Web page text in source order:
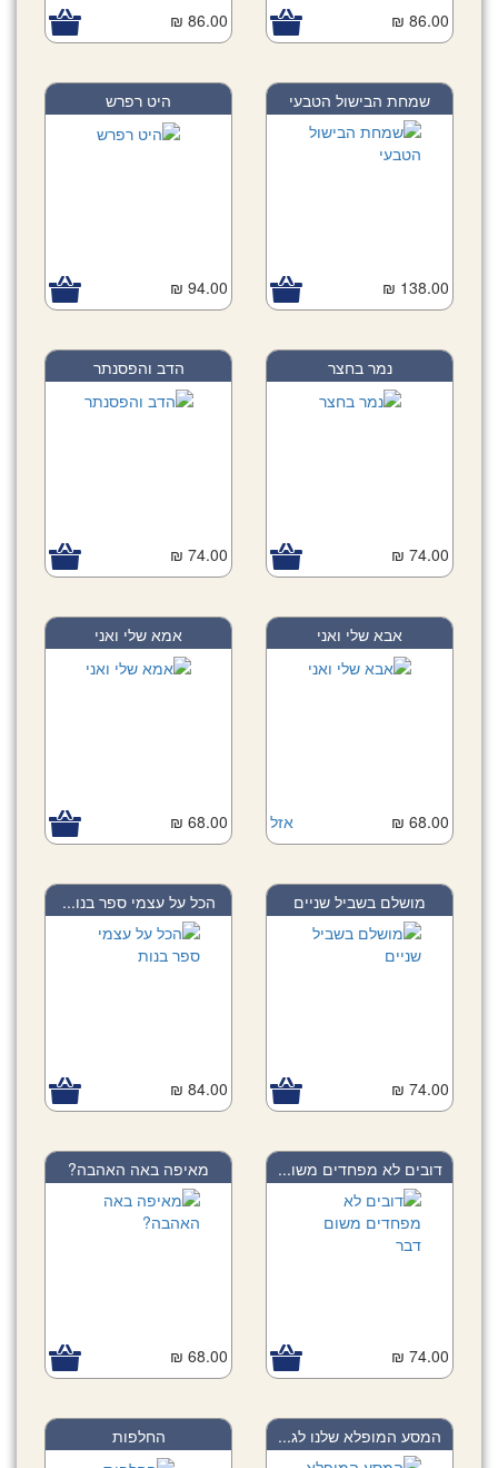
86.00 ₪
86.00 ₪
שמחת הבישול הטבעי
138.00 ₪
היט רפרש
94.00 ₪
נמר בחצר
74.00 ₪
הדב והפסנתר
74.00 ₪
אבא שלי ואני
אזל 68.00 ₪
אמא שלי ואני
68.00 ₪
מושלם בשביל שניים
74.00 ₪
הכל על עצמי ספר בנו...
84.00 ₪
דובים לא מפחדים משו...
74.00 ₪
מאיפה באה האהבה?
68.00 ₪
המסע המופלא שלנו לג... החלפות